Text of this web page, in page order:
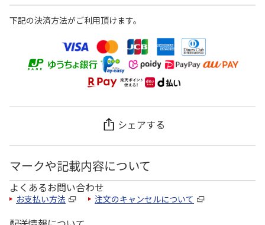
下記の決済方法がご利用頂けます。
シェアする
マークや記載内容について
よくあるお問い合わせ
お支払い方法 注文のキャンセルについて